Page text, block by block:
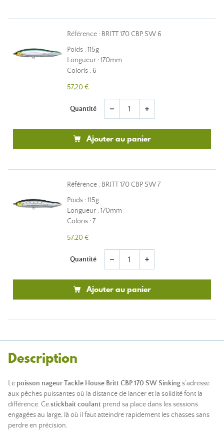
Référence : BRITT 170 CBP SW 6
Poids : 115g
Longueur : 170mm
Coloris : 6
57,20 €
Quantité remove add
Ajouter au panier
Référence : BRITT 170 CBP SW 7
Poids : 115g
Longueur : 170mm
Coloris : 7
57,20 €
Quantité remove add
Ajouter au panier
Description
Le poisson nageur Tackle House Britt CBP 170 SW Sinkings’adresse
aux pêches puissantes où la distance de lancer et la solidité font la
différence. Cestickbait coulant prend sa place dans les sessions
engagées au large, là où il faut atteindre rapidement les chasses sans
perdre en précision.